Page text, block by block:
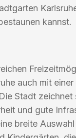
kannst.
auch mit einer
Stadt zeichnet
und gute
breite Auswahl